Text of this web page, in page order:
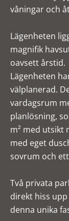
våningar och
Lägenheten
magnifik
oavsett årstid.
Lägenheten
välplanerad.
vardagsrum
planlösning,
m² med utsikt
med eget
sovrum och
Två privata
direkt hiss
denna unika